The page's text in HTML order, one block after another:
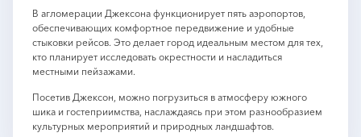
В агломерации Джексона функционирует пять аэропортов,
обеспечивающих комфортное передвижение и удобные
стыковки рейсов. Это делает город идеальным местом для тех,
кто планирует исследовать окрестности и насладиться
местными пейзажами.
Посетив Джексон, можно погрузиться в атмосферу южного
шика и гостеприимства, наслаждаясь при этом разнообразием
культурных мероприятий и природных ландшафтов.